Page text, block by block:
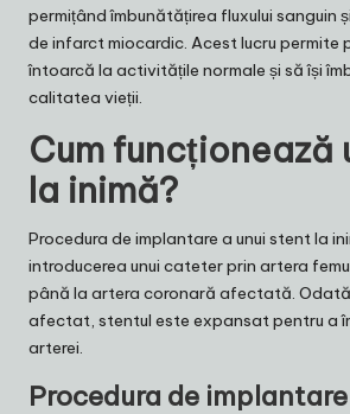
permițând îmbunătățirea fluxului sanguin
de infarct miocardic. Acest lucru permite
întoarcă la activitățile normale și să își
calitatea vieții.
Cum funcționează
la inimă?
Procedura de implantare a unui stent la
introducerea unui cateter prin artera
până la artera coronară afectată. Odată
afectat, stentul este expansat pentru a
arterei.
Procedura de implantare